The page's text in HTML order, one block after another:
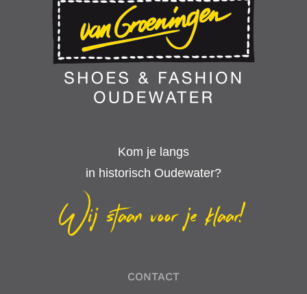
Kom je langs
in historisch Oudewater?
Wij staan voor je klaar!
CONTACT